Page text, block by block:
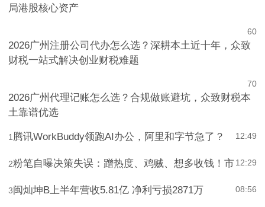
局港股核心资产
0
6
2026广州注册公司代办怎么选？深耕本土近十年，众致
财税一站式解决创业财税难题
0
7
2026广州代理记账怎么选？合规做账避坑，众致财税本
土靠谱优选
12:49
1腾讯WorkBuddy领跑AI办公，阿里和字节急了？
12:29
2粉笔自曝决策失误：蹭热度、鸡贼、想多收钱！市
08:56
3闽灿坤B上半年营收5.81亿 净利亏损2871万